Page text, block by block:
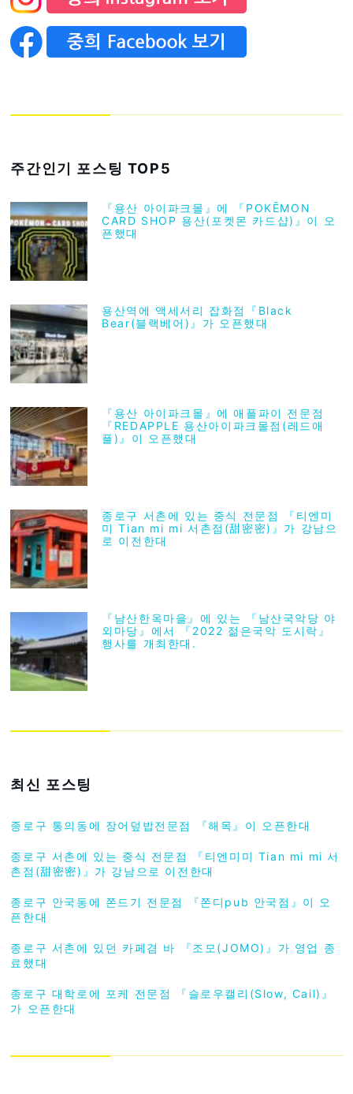
주간인기 포스팅 TOP5
『용산 아이파크몰』에 『POKĒMON
CARD SHOP 용산(포켓몬 카드샵)』이 오
픈했대
용산역에 액세서리 잡화점『Black
Bear(블랙베어)』가 오픈했대
『용산 아이파크몰』에 애플파이 전문점
『REDAPPLE 용산아이파크몰점(레드애
플)』이 오픈했대
종로구 서촌에 있는 중식 전문점 『티엔미
미 Tian mi mi 서촌점(甜密密)』가 강남으
로 이전한대
『남산한옥마을』에 있는 『남산국악당 야
외마당』에서 『2022 젊은국악 도시락』
행사를 개최한대.
최신 포스팅
종로구 통의동에 장어덮밥전문점 『해목』이 오픈한대
종로구 서촌에 있는 중식 전문점 『티엔미미 Tian mi mi 서
촌점(甜密密)』가 강남으로 이전한대
종로구 안국동에 쫀드기 전문점 『쫀디pub 안국점』이 오
픈한대
종로구 서촌에 있던 카페겸 바 『조모(JOMO)』가 영업 종
료했대
종로구 대학로에 포케 전문점 『슬로우캘리(Slow, Cail)』
가 오픈한대